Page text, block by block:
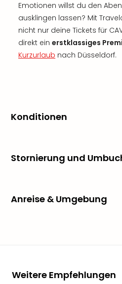
Emotionen willst du den
ausklingen lassen? Mit
nicht nur deine Tickets für
direkt ein erstklassiges
Kurzurlaub nach Düsseldorf.
Konditionen
Stornierung und
Anreise & Umgebung
Weitere Empfehlungen